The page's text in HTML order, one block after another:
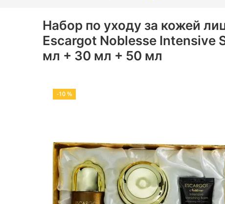
Набор по уходу за кожей
Escargot Noblesse Intensive
мл + 30 мл + 50 мл
-10 %